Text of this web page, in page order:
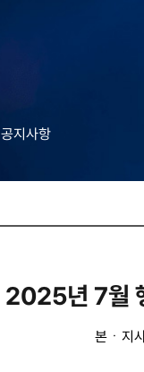
공지사항
2025년 7월
본ㆍ지